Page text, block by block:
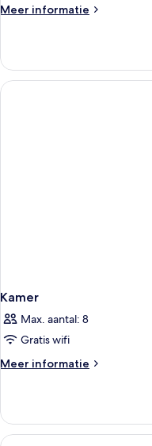
Meer informatie
Meer
Kamer
Max. aantal: 8
Gratis wifi
Meer informatie
Meer